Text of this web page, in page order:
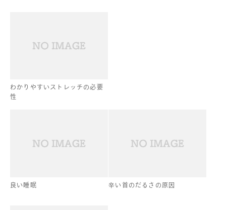
わかりやすいストレッチの必要
性
良い睡眠 辛い首のだるさの原因